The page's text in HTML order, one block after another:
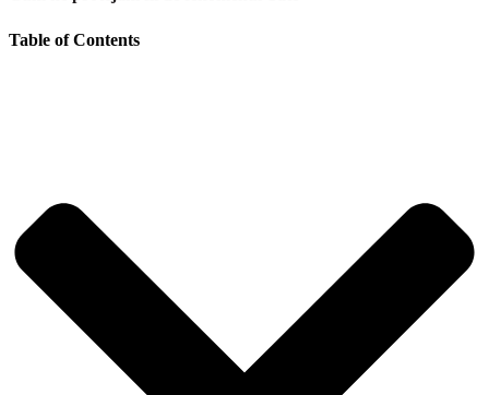
Table of Contents